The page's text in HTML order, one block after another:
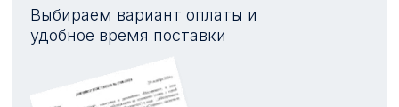
Выбираем вариант оплаты и
удобное время поставки